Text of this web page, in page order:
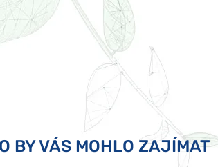
BY VÁS MOHLO ZAJÍMAT